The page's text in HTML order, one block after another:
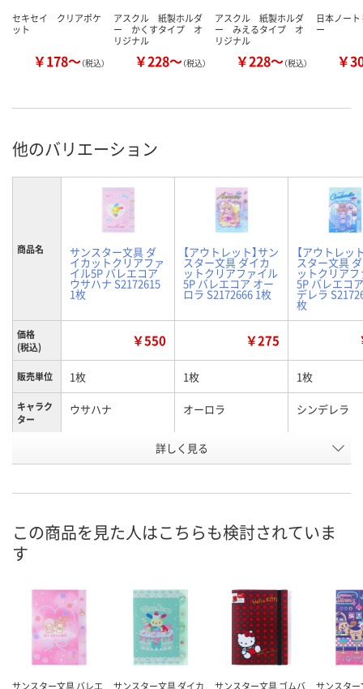
セキセイ クリアポケ
ット
￥178～（税込）
アスクル 紙製ホルダ
ー かくすタイプ オ
リジナル
￥228～（税込）
アスクル 紙製ホルダ
ー みえるタイプ オ
リジナル
￥228～（税込）
日本ノー
ー
￥
他のバリエーション
商品名 サンスター文具 ダ
イカットクリアファ
イル5P バレエコア
ウサハナ S2172615
1枚
【アウトレット】サン
スター文具 ダイカ
ットクリアファイル
5P バレエコア オー
ロラ S2172666 1枚
【アウトレッ
スター文具
ットクリア
5P バレエコ
デレラ
枚
価格
(税込)
￥550 ￥275
販売単位 1枚 1枚 1枚
キャラク
ター
ウサハナ オーロラ シンデレラ
UW87014 UW87032
8月7日（金）
カゴへ カゴへ カ
詳しく見る
この商品を見た人はこちらも検討されていま
す
サンスター文具 バレエ
サンスター文具 ダイカ
サンスター文具 ゴムバ
サンスタ